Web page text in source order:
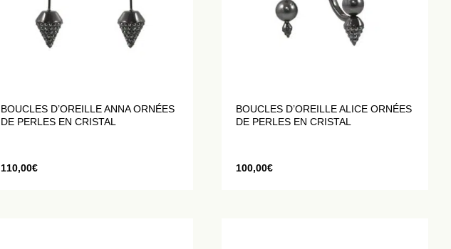
BOUCLES D’OREILLE ANNA ORNÉES
DE PERLES EN CRISTAL
110,00€
BOUCLES D’OREILLE ALICE ORNÉES
DE PERLES EN CRISTAL
100,00€